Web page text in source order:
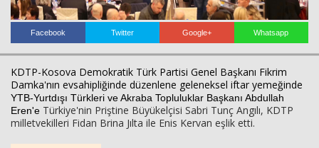
Facebook Twitter Google+ Whatsapp
KDTP-Kosova Demokratik Türk Partisi Genel Başkanı Fikrim
YTB-Yurtdışı Türkleri ve Akraba Topluluklar Başkanı Abdullah
Eren'e Türkiye'nin Priştine Büyükelçisi Sabri Tunç Angılı, KDTP
milletvekilleri Fidan Brina Jılta ile Enis Kervan eşlik etti.